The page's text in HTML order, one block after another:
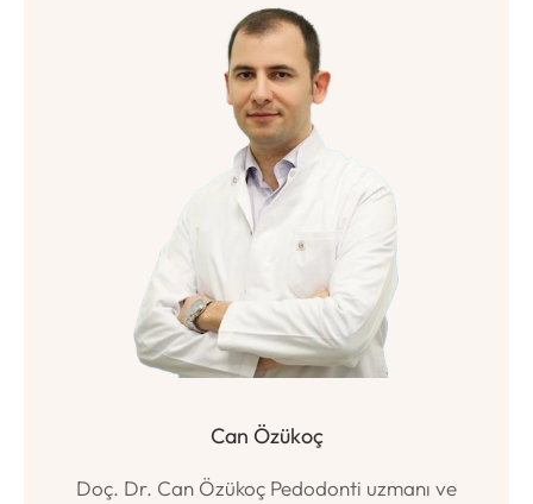
Can Özükoç
Doç. Dr. Can Özükoç Pedodonti uzmanı ve